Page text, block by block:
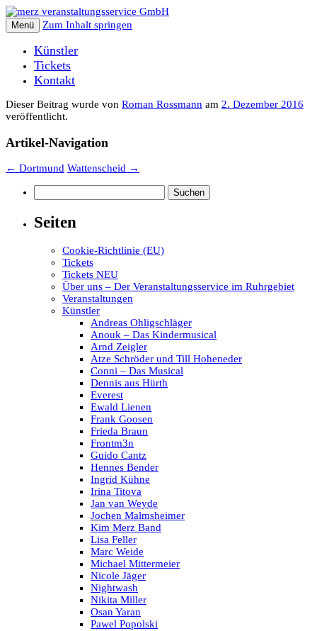
Menü Zum Inhalt springen
Künstler
Tickets
Kontakt
Dieser Beitrag wurde von Roman Rossmann am 2. Dezember 2016
veröffentlicht.
Artikel-Navigation
← Dortmund Wattenscheid →
nach:
Seiten
Cookie-Richtlinie (EU)
Tickets
Tickets NEU
Über uns – Der Veranstaltungsservice im Ruhrgebiet
Veranstaltungen
Künstler
Andreas Ohligschläger
Anouk – Das Kindermusical
Arnd Zeigler
Atze Schröder und Till Hoheneder
Conni – Das Musical
Dennis aus Hürth
Everest
Ewald Lienen
Frank Goosen
Frieda Braun
Frontm3n
Guido Cantz
Hennes Bender
Ingrid Kühne
Irina Titova
Jan van Weyde
Jochen Malmsheimer
Kim Merz Band
Lisa Feller
Marc Weide
Michael Mittermeier
Nicole Jäger
Nightwash
Nikita Miller
Osan Yaran
Pawel Popolski